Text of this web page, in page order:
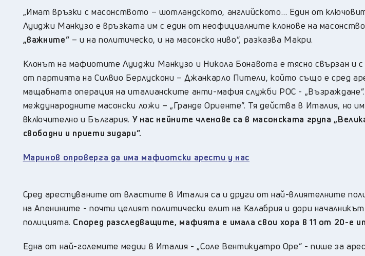
„Имат връзки с масонството – шотландското, английското… Един от
Луиджи Манкузо е връзката им с един от неофициалните клонове на
„важните” – и на политическо, и на масонско ниво”, разказва Макри.
Клонът на мафиотите Луиджи Манкузо и Никола Бонавота е тясно свързан и
от партията на Силвио Берлускони – Джанкарло Пители, който също е сред
мащабната операция на италианските анти-мафия служби РОС -
международните масонски ложи – „Гранде Ориенте”. Тя действа в Италия, но
включително и България. У нас нейните членове са в масонската група
свободни и приети зидари”.
Маринов опроверга да има мафиотски арести у нас
Сред арестуваните от властите в Италия са и други от най-влиятелните
на Апенините - почти целият политически елит на Калабрия и дори
полицията. Според разследващите, мафията е имала свои хора в 11 от 20-е
Една от най-големите медии в Италия - „Соле Вентикуатро Оре” - пише за